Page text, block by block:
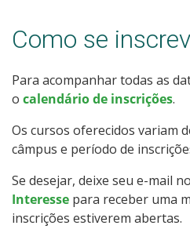
Calendário de inscrições
Processos Seletivos
Inscrições e acompanhamento
Orientações para Matrícula
Como se
Para acompanhar todas as
o calendário de inscrições.
Os cursos oferecidos variam
câmpus e período de
Se desejar, deixe seu e-mail
Interesse para receber uma
inscrições estiverem abertas.